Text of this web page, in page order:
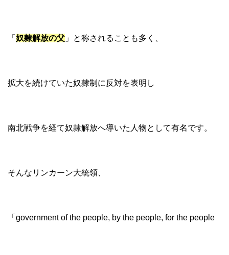
「 奴隷解放の父 」と称されることも多く、
拡大を続けていた奴隷制に反対を表明し
南北戦争を経て奴隷解放へ導いた人物として有名です。
そんなリンカーン大統領、
「government of the people, by the people, for the people